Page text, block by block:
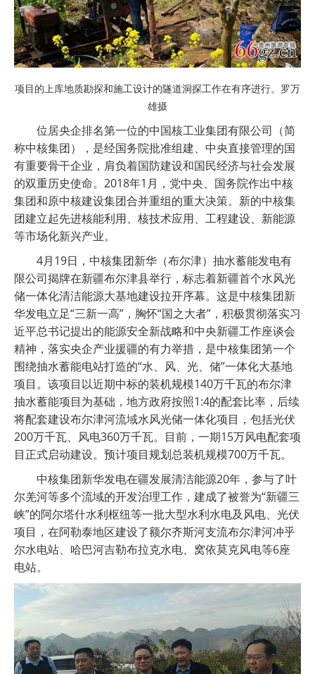
项目的上库地质勘探和施工设计的隧道洞探工作在有序进行。罗万
雄摄
位居央企排名第一位的中国核工业集团有限公司（简
称中核集团），是经国务院批准组建、中央直接管理的国
有重要骨干企业，肩负着国防建设和国民经济与社会发展
的双重历史使命。2018年1月，党中央、国务院作出中核
集团和原中核建设集团合并重组的重大决策。新的中核集
团建立起先进核能利用、核技术应用、工程建设、新能源
等市场化新兴产业。
4月19日，中核集团新华（布尔津）抽水蓄能发电有
限公司揭牌在新疆布尔津县举行，标志着新疆首个水风光
储一体化清洁能源大基地建设拉开序幕。这是中核集团新
华发电立足“三新一高”，胸怀“国之大者”，积极贯彻落实习
近平总书记提出的能源安全新战略和中央新疆工作座谈会
精神，落实央企产业援疆的有力举措，是中核集团第一个
围绕抽水蓄能电站打造的“水、风、光、储”一体化大基地
项目。该项目以近期中标的装机规模140万千瓦的布尔津
抽水蓄能项目为基础，地方政府按照1:4的配套比率，后续
将配套建设布尔津河流域水风光储一体化项目，包括光伏
200万千瓦、风电360万千瓦。目前，一期15万风电配套项
目正式启动建设。预计项目规划总装机规模700万千瓦。
中核集团新华发电在疆发展清洁能源20年，参与了叶
尔羌河等多个流域的开发治理工作，建成了被誉为“新疆三
峡”的阿尔塔什水利枢纽等一批大型水利水电及风电、光伏
项目，在阿勒泰地区建设了额尔齐斯河支流布尔津河冲乎
尔水电站、哈巴河吉勒布拉克水电、窝依莫克风电等6座
电站。